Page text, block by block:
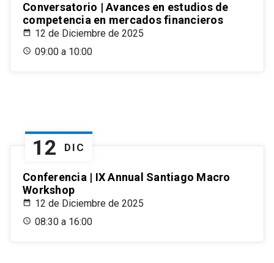
Conversatorio | Avances en estudios de
competencia en mercados financieros
12 de Diciembre de 2025
09:00 a 10:00
12 DIC
Conferencia | IX Annual Santiago Macro
Workshop
12 de Diciembre de 2025
08:30 a 16:00